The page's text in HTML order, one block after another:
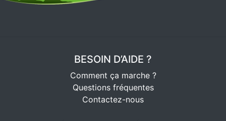
BESOIN D’AIDE ?
Comment ça marche ?
Questions fréquentes
Contactez-nous